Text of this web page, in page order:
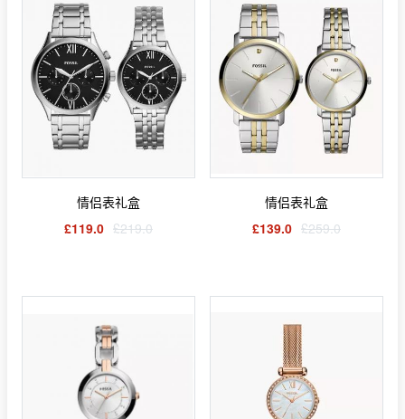
情侣表礼盒
£119.0 £219.0
情侣表礼盒
£139.0 £259.0